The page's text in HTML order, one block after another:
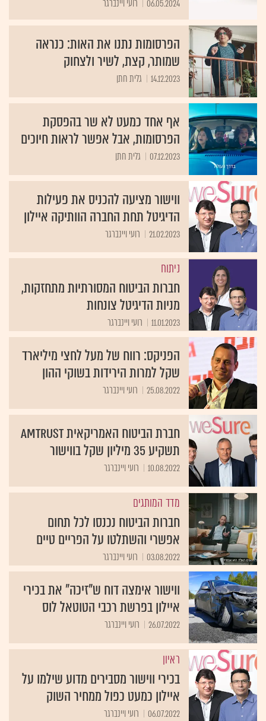
06.05.2024 רועי ויינברגר
הפרסומות נתנו את האות: כנראה
שמותר, קצת, לשיר ולצחוק
14.12.2023 גלית חתן
אף אחד כמעט לא שר בהפסקת
הפרסומות, אבל אפשר לראות חיוכים
07.12.2023 גלית חתן
ווישור מציעה להכניס את פעילות
הדיגיטל תחת החברה הוותיקה איילון
21.02.2023 רועי ויינברגר
ניתוח
חברות הביטוח המסורתיות מתחזקות,
מניות הדיגיטל צונחות
11.01.2023 רועי ויינברגר
הפניקס: רווח של מעל לחצי מיליארד
שקל למרות הירידות בשוקי ההון
25.08.2022 רועי ויינברגר
חברת הביטוח האמריקאית AmTrust
תשקיע 35 מיליון שקל בווישור
10.08.2022 רועי ויינברגר
מדד המותגים
חברות הביטוח נכנסו לכל תחום
אפשרי והשתלטו על הפריים טיים
03.08.2022 רועי ויינברגר
ווישור אימצה דוח ש"זיכה" את בכירי
איילון בפרשת רכבי הטוטאל לוס
26.07.2022 רועי ויינברגר
ראיון
בכירי ווישור מסבירים מדוע שילמו על
איילון כמעט כפול ממחיר השוק
06.07.2022 רועי ויינברגר